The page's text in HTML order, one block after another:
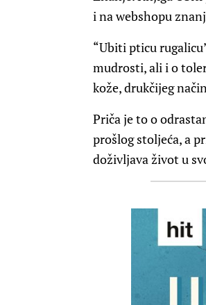
i na webshopu
“Ubiti pticu
mudrosti, ali i o
kože, drukčijeg
Priča je to o
prošlog stoljeća, a
doživljava život u